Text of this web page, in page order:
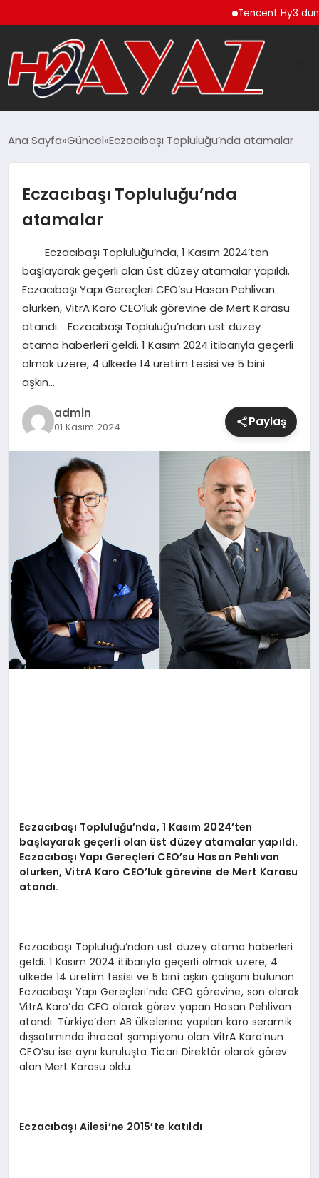
Tencent Hy3 dünya
DÜNYA
EĞITIM
MAGAZIN
SAĞLIK
SIYASET
SPOR
TEKNOLOJI
Ana Sayfa Güncel Eczacıbaşı Topluluğu’nda atamalar
Eczacıbaşı Topluluğu’nda
atamalar
Eczacıbaşı Topluluğu’nda, 1 Kasım 2024’ten
başlayarak geçerli olan üst düzey atamalar yapıldı.
Eczacıbaşı Yapı Gereçleri CEO’su Hasan Pehlivan
olurken, VitrA Karo CEO’luk görevine de Mert Karasu
atandı. Eczacıbaşı Topluluğu’ndan üst düzey
atama haberleri geldi. 1 Kasım 2024 itibarıyla geçerli
olmak üzere, 4 ülkede 14 üretim tesisi ve 5 bini
aşkın…
admin
01 Kasım 2024 Paylaş
Eczacıbaşı Topluluğu’nda, 1 Kasım 2024’ten
başlayarak geçerli olan üst düzey atamalar yapıldı.
Eczacıbaşı Yapı Gereçleri CEO’su Hasan Pehlivan
olurken, VitrA Karo CEO’luk görevine de Mert Karasu
atandı.
Eczacıbaşı Topluluğu’ndan üst düzey atama haberleri
geldi. 1 Kasım 2024 itibarıyla geçerli olmak üzere, 4
ülkede 14 üretim tesisi ve 5 bini aşkın çalışanı bulunan
Eczacıbaşı Yapı Gereçleri’nde CEO görevine, son olarak
VitrA Karo’da CEO olarak görev yapan Hasan Pehlivan
atandı. Türkiye’den AB ülkelerine yapılan karo seramik
dışsatımında ihracat şampiyonu olan VitrA Karo’nun
CEO’su ise aynı kuruluşta Ticari Direktör olarak görev
alan Mert Karasu oldu.
Eczacıbaşı Ailesi’ne 2015’te katıldı